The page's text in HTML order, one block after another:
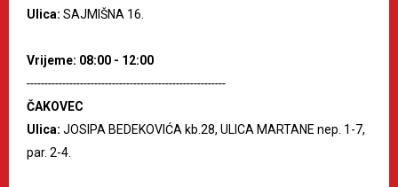
Ulica: SAJMIŠNA 16.
Vrijeme: 08:00 - 12:00
--------------------------------------------------------
ČAKOVEC
Ulica: JOSIPA BEDEKOVIĆA kb.28, ULICA MARTANE nep. 1-7,
par. 2-4.